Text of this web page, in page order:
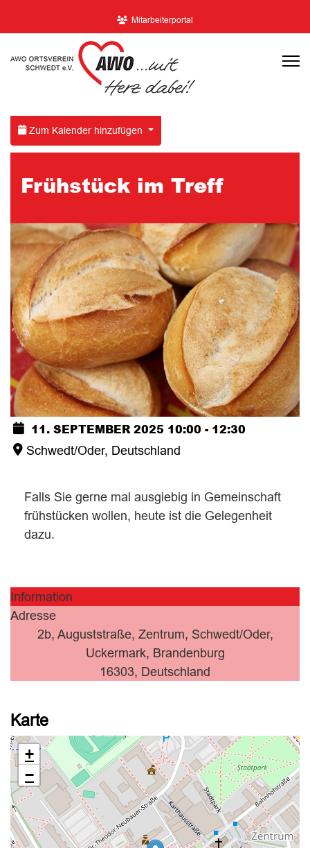
Mitarbeiterportal
Zum Kalender hinzufügen
Frühstück im Treff
11. SEPTEMBER 2025 10:00 - 12:30
Schwedt/Oder, Deutschland
Falls Sie gerne mal ausgiebig in Gemeinschaft
frühstücken wollen, heute ist die Gelegenheit
dazu.
Information
Adresse
2b, Auguststraße, Zentrum, Schwedt/Oder,
Uckermark, Brandenburg
16303, Deutschland
Karte
+
−